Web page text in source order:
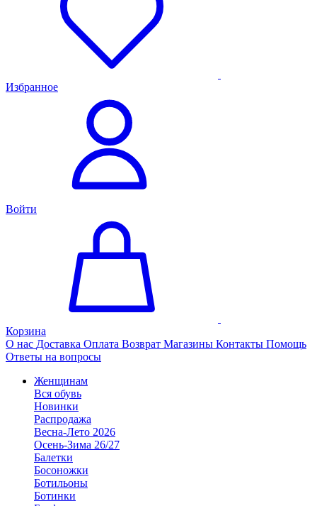
Избранное
Войти
Корзина
О нас Доставка Оплата Возврат Магазины Контакты Помощь
Ответы на вопросы
Женщинам
Вся обувь
Новинки
Распродажа
Весна-Лето 2026
Осень-Зима 26/27
Балетки
Босоножки
Ботильоны
Ботинки